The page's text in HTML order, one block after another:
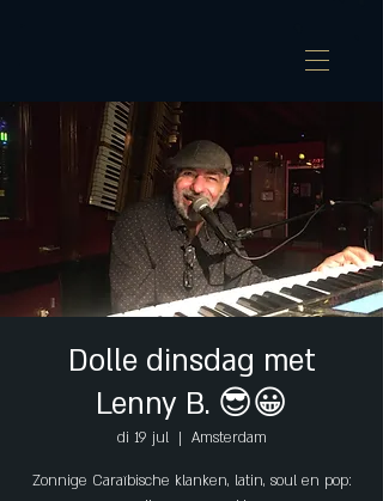
Dolle dinsdag met
Lenny B. 😎😀
di 19 jul
  |
Amsterdam
Zonnige Caraïbische klanken, latin, soul en pop: